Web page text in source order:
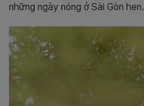
những ngày nóng ở Sài Gòn hen.